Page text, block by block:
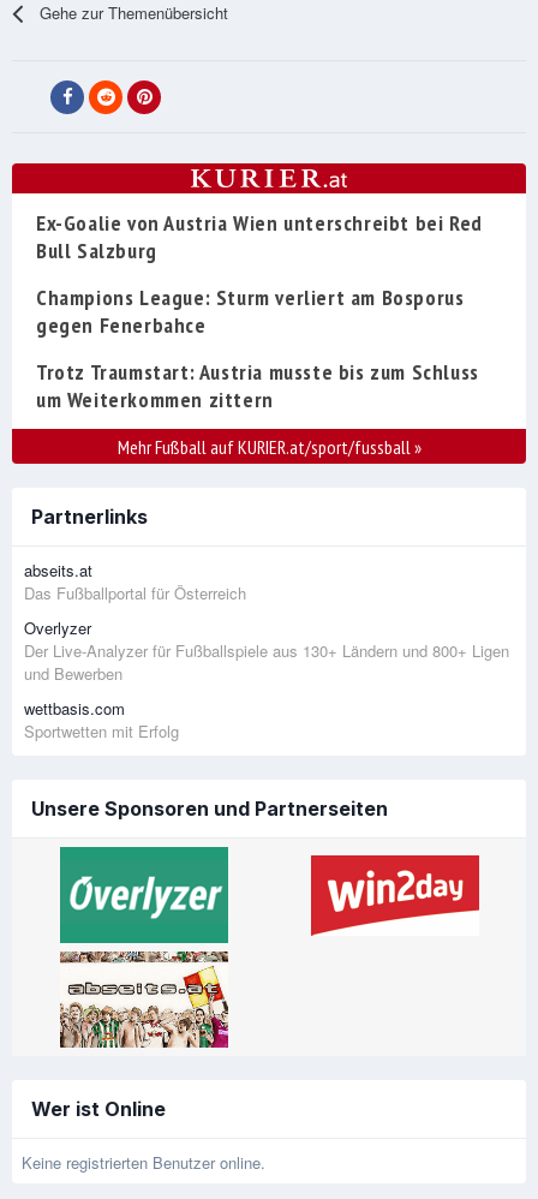
Gehe zur Themenübersicht
Ex-Goalie von Austria Wien unterschreibt bei Red
Bull Salzburg
Champions League: Sturm verliert am Bosporus
gegen Fenerbahce
Trotz Traumstart: Austria musste bis zum Schluss
um Weiterkommen zittern
Mehr Fußball auf KURIER.at/sport/fussball»
Partnerlinks
abseits.at
Das Fußballportal für Österreich
Overlyzer
Der Live-Analyzer für Fußballspiele aus 130+ Ländern und 800+ Ligen
und Bewerben
wettbasis.com
Sportwetten mit Erfolg
Unsere Sponsoren und Partnerseiten
Wer ist Online
Keine registrierten Benutzer online.